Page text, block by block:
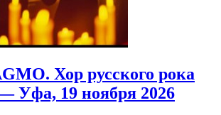
Хор русского рока
Уфа, 19 ноября 2026